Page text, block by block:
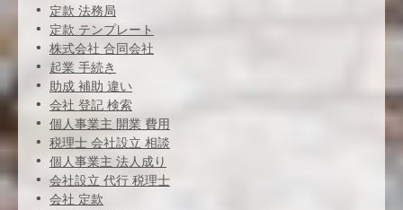
定款 法務局
定款 テンプレート
株式会社 合同会社
起業 手続き
助成 補助 違い
会社 登記 検索
個人事業主 開業 費用
税理士 会社設立 相談
個人事業主 法人成り
会社設立 代行 税理士
会社 定款